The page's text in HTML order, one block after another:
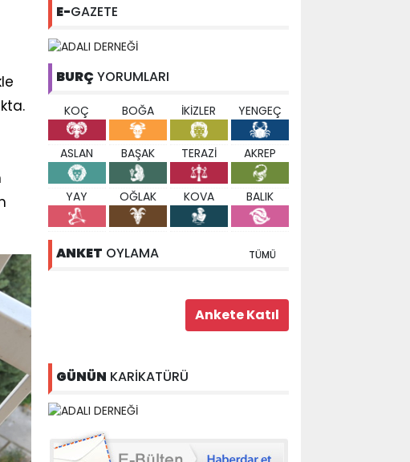
E-GAZETE
BURÇ YORUMLARI
KOÇ BOĞA İKİZLER YENGEÇ
ASLAN BAŞAK TERAZİ AKREP
YAY OĞLAK KOVA BALIK
ANKET OYLAMA TÜMÜ
GÜNÜN KARİKATÜRÜ